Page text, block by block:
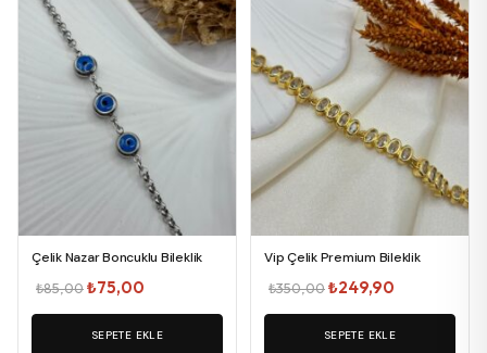
Çelik Nazar Boncuklu Bileklik
₺85,00Orijinal
fiyat:
₺85,00.
₺75,00
andaki
fiyat:
SEPETE EKLE
Vip Çelik Premium Bileklik
₺350,00Orijinal
fiyat:
₺350,00.
₺249,90
andaki
fiyat:
SEPETE EKLE